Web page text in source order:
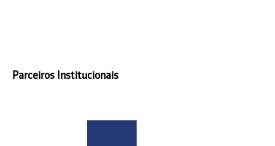
Parceiros Institucionais